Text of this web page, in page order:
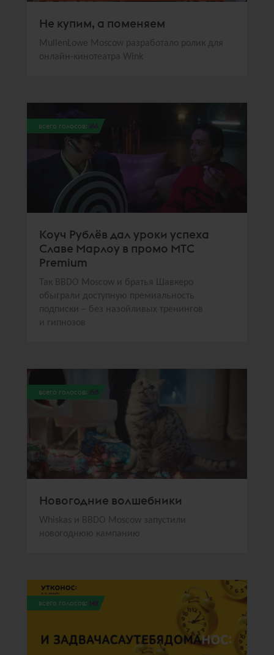
Не купим, а поменяем
MullenLowe Moscow разработало ролик для
онлайн-кинотеатра Wink
всего голосов: 166
Коуч Рублёв дал уроки успеха
Славе Марлоу в промо МТС
Premium
Так BBDO Moscow и братья Шавкеро
обыграли доступную премиальность
подписки – без назойливых тренингов
и гипнозов
всего голосов: 158
Новогодние волшебники
Whiskas и BBDO Moscow запустили
новогоднюю кампанию
всего голосов: 142